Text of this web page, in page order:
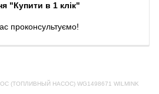
"Купити в 1 клік"
проконсультуємо!
(ТОПЛИВНЫЙ НАСОС) WG1498671 WILMINK